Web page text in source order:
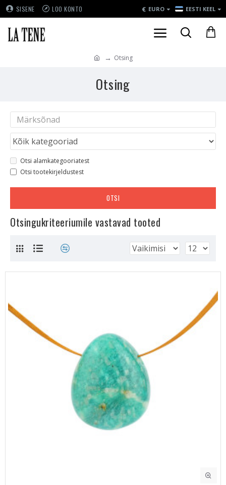
SISENE LOO KONTO € EURO EESTI KEEL
Otsing
Otsing
Otsi alamkategooriatest
Otsi tootekirjeldustest
OTSI
Otsingukriteeriumile vastavad tooted